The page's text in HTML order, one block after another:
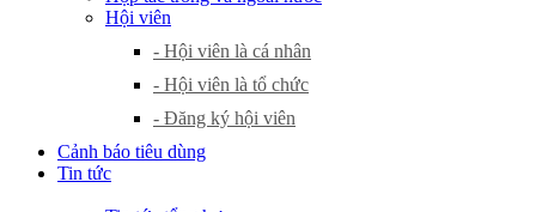
Hội viên
- Hội viên là cá nhân
- Hội viên là tổ chức
- Đăng ký hội viên
Cảnh báo tiêu dùng
Tin tức